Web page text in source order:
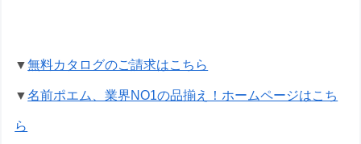
▼無料カタログのご請求はこちら
▼名前ポエム、業界NO1の品揃え！ホームページはこち
ら